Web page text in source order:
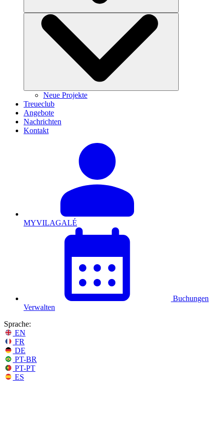
Neue Projekte
Treueclub
Angebote
Nachrichten
Kontakt
MYVILAGALÉ
Buchungen
Verwalten
Sprache:
EN
FR
DE
PT-BR
PT-PT
ES